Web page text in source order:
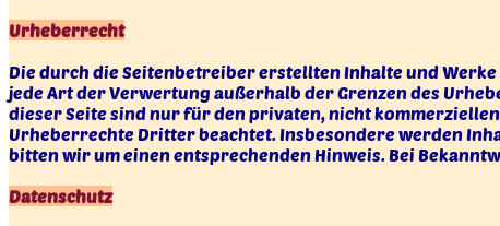
Urheberrecht
Die durch die Seitenbetreiber erstellten Inhalte und
jede Art der Verwertung außerhalb der Grenzen des
dieser Seite sind nur für den privaten, nicht
Urheberrechte Dritter beachtet. Insbesondere werden
bitten wir um einen entsprechenden Hinweis. Bei
Datenschutz